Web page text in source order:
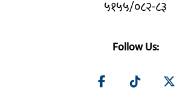
५१५५/०८२-८३
Follow Us: